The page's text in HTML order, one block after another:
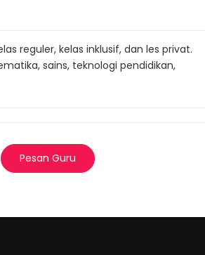
reguler, kelas inklusif, dan les privat.
sains, teknologi pendidikan,
Pesan Guru